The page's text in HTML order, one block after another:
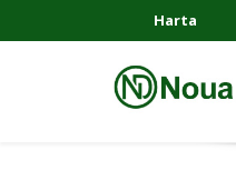
Harta